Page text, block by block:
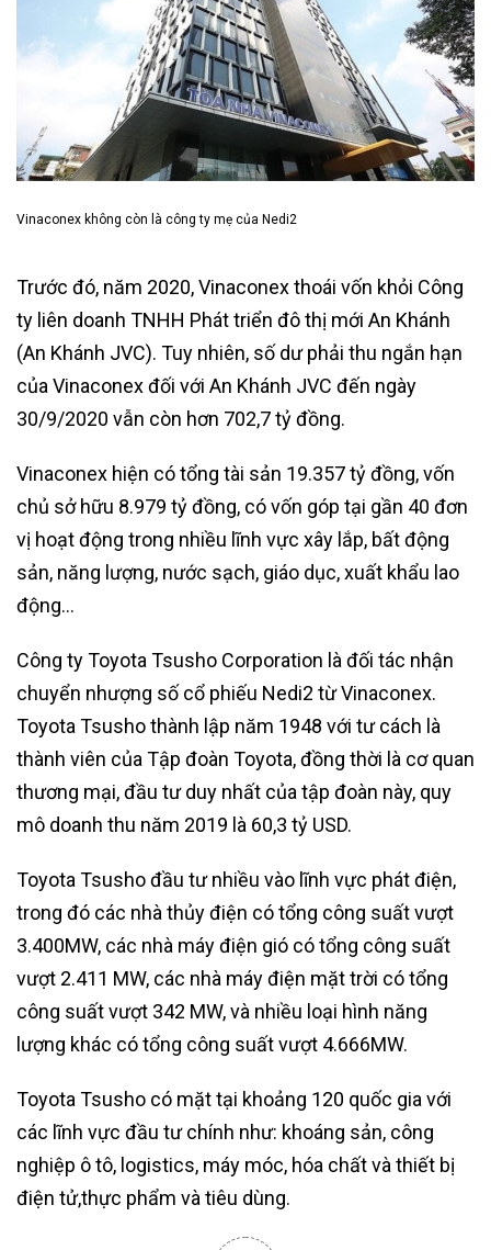
Vinaconex không còn là công ty mẹ của Nedi2
Trước đó, năm 2020, Vinaconex thoái vốn khỏi Công
ty liên doanh TNHH Phát triển đô thị mới An Khánh
(An Khánh JVC). Tuy nhiên, số dư phải thu ngắn hạn
của Vinaconex đối với An Khánh JVC đến ngày
30/9/2020 vẫn còn hơn 702,7 tỷ đồng.
Vinaconex hiện có tổng tài sản 19.357 tỷ đồng, vốn
chủ sở hữu 8.979 tỷ đồng, có vốn góp tại gần 40 đơn
vị hoạt động trong nhiều lĩnh vực xây lắp, bất động
sản, năng lượng, nước sạch, giáo dục, xuất khẩu lao
động…
Công ty Toyota Tsusho Corporation là đối tác nhận
chuyển nhượng số cổ phiếu Nedi2 từ Vinaconex.
Toyota Tsusho thành lập năm 1948 với tư cách là
thành viên của Tập đoàn Toyota, đồng thời là cơ quan
thương mại, đầu tư duy nhất của tập đoàn này, quy
mô doanh thu năm 2019 là 60,3 tỷ USD.
Toyota Tsusho đầu tư nhiều vào lĩnh vực phát điện,
trong đó các nhà thủy điện có tổng công suất vượt
3.400MW, các nhà máy điện gió có tổng công suất
vượt 2.411 MW, các nhà máy điện mặt trời có tổng
công suất vượt 342 MW, và nhiều loại hình năng
lượng khác có tổng công suất vượt 4.666MW.
Toyota Tsusho có mặt tại khoảng 120 quốc gia với
các lĩnh vực đầu tư chính như: khoáng sản, công
nghiệp ô tô, logistics, máy móc, hóa chất và thiết bị
điện tử,thực phẩm và tiêu dùng.